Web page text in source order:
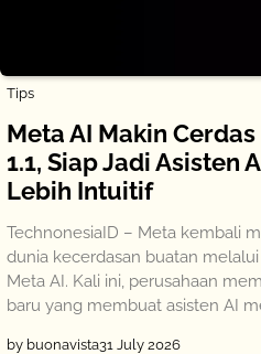
Tips
Meta AI Makin
1.1, Siap Jadi Asisten
Lebih Intuitif
TechnonesiaID – Meta kembali
dunia kecerdasan buatan
Meta AI. Kali ini, perusahaan
baru yang membuat asisten AI
by buonavista31 July 2026